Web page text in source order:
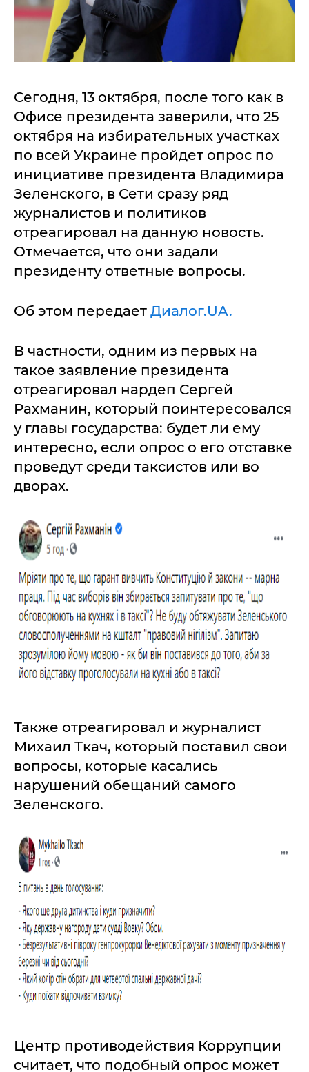
Сегодня, 13 октября, после того как в
Офисе президента заверили, что 25
октября на избирательных участках
по всей Украине пройдет опрос по
инициативе президента Владимира
Зеленского, в Сети сразу ряд
журналистов и политиков
отреагировал на данную новость.
Отмечается, что они задали
президенту ответные вопросы.
Об этом передает Диалог.UA.
В частности, одним из первых на
такое заявление президента
отреагировал нардеп Сергей
Рахманин, который поинтересовался
у главы государства: будет ли ему
интересно, если опрос о его отставке
проведут среди таксистов или во
дворах.
Также отреагировал и журналист
Михаил Ткач, который поставил свои
вопросы, которые касались
нарушений обещаний самого
Зеленского.
Центр противодействия Коррупции
считает, что подобный опрос может